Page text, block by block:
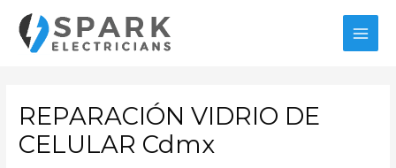
contenido
REPARACIÓN VIDRIO DE
CELULAR Cdmx